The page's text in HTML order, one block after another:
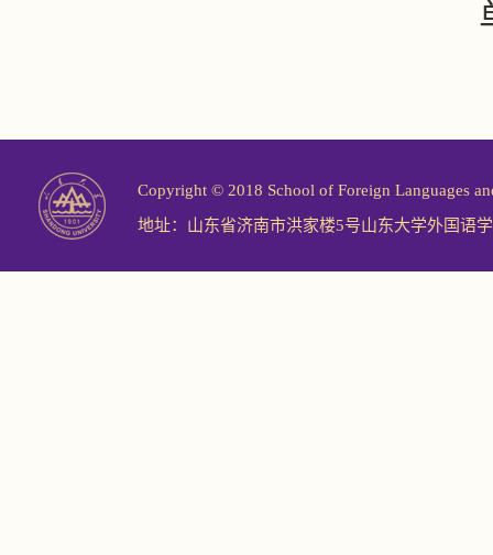
Copyright © 2018 School of Foreign Languages
地址：山东省济南市洪家楼5号山东大学外国语